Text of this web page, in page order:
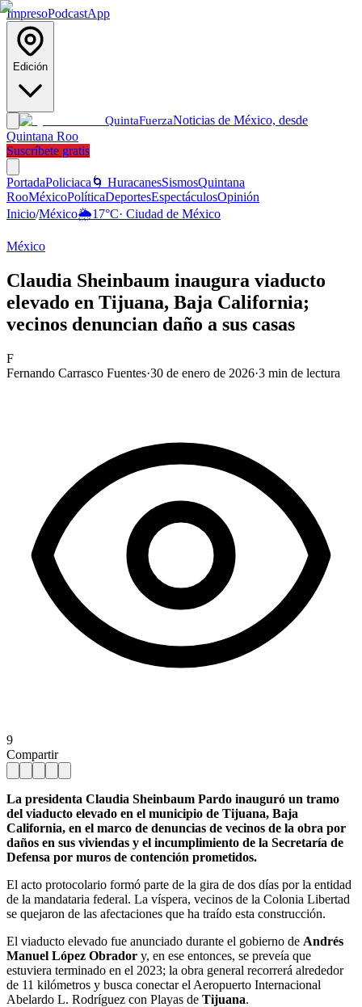
ImpresoPodcastApp
Edición
QuintaFuerzaNoticias de México, desde
Quintana Roo
Suscríbete gratis
PortadaPoliciaca 🌀 HuracanesSismosQuintana
RooMéxicoPolíticaDeportesEspectáculosOpinión
Inicio/México🌦️17°C· Ciudad de México
México
Claudia Sheinbaum inaugura viaducto
elevado en Tijuana, Baja California;
vecinos denuncian daño a sus casas
F
Fernando Carrasco Fuentes·30 de enero de 2026·3 min de lectura
9
Compartir
La presidenta Claudia Sheinbaum Pardo inauguró un tramo
del viaducto elevado en el municipio de Tijuana, Baja
California, en el marco de denuncias de vecinos de la obra por
daños en sus viviendas y el incumplimiento de la Secretaría de
Defensa por muros de contención prometidos.
El acto protocolario formó parte de la gira de dos días por la entidad
de la mandataria federal. La víspera, vecinos de la Colonia Libertad
se quejaron de las afectaciones que ha traído esta construcción.
El viaducto elevado fue anunciado durante el gobierno de Andrés
Manuel López Obrador y, en ese entonces, se preveía que
estuviera terminado en el 2023; la obra general recorrerá alrededor
de 11 kilómetros y busca conectar el Aeropuerto Internacional
Abelardo L. Rodríguez con Playas de Tijuana.